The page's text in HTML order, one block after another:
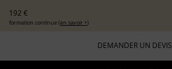
192 €
formation continue (en savoir +)
DEMANDER UN DEVIS